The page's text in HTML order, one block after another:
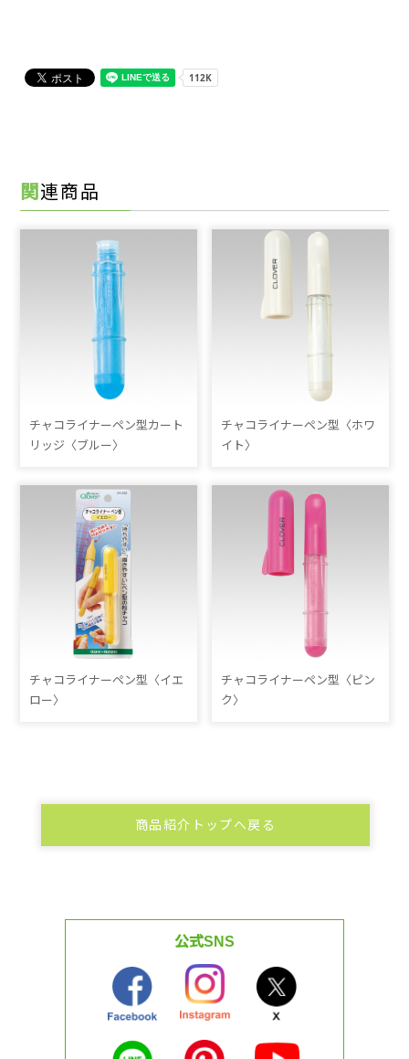
関連商品
チャコライナーペン型カート
リッジ〈ブルー〉
チャコライナーペン型〈ホワ
イト〉
チャコライナーペン型〈イエ
ロー〉
チャコライナーペン型〈ピン
ク〉
商品紹介トップへ戻る
公式SNS